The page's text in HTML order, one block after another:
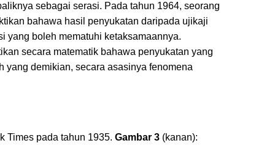
sebagai serasi. Pada tahun 1964, seorang
bahawa hasil penyukatan daripada ujikaji
yang boleh mematuhi ketaksamaannya.
secara matematik bahawa penyukatan yang
yang demikian, secara asasinya fenomena
Times pada tahun 1935. Gambar 3 (kanan):